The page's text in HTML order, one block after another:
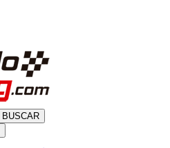
BUSCAR